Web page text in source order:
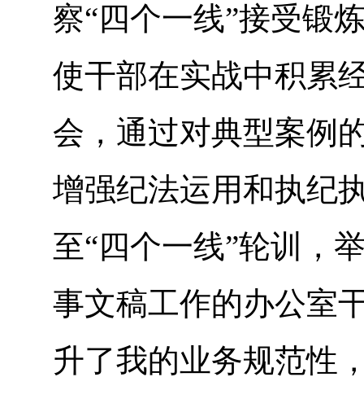
察“四个一线”接受锻
使干部在实战中积累
会，通过对典型案例
增强纪法运用和执纪
至“四个一线”轮训，
事文稿工作的办公室
升了我的业务规范性